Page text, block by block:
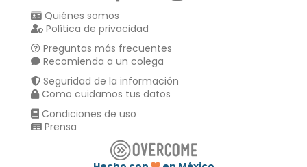
Quiénes somos
Política de privacidad
Preguntas más frecuentes
Recomienda a un colega
Seguridad de la información
Como cuidamos tus datos
Condiciones de uso
Prensa